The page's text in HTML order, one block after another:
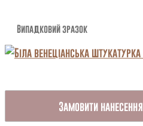
Випадковий зразок
Замовити нанесення